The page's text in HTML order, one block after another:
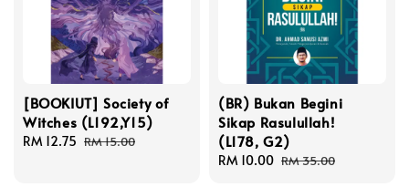
[BOOKIUT] Society of
Witches (L192,Y15)
Sale
RM 12.75 Regular
RM 15.00
(BR) Bukan Begini
Sikap Rasulullah!
(L178, G2)
Sale
RM 10.00 Regular
RM 35.00